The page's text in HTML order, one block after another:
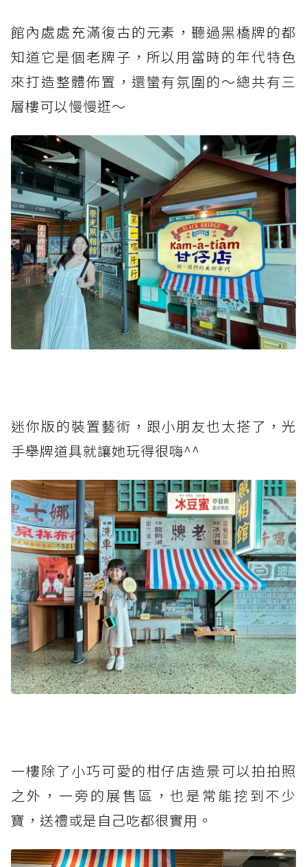
館內處處充滿復古的元素，聽過黑橋牌的都
知道它是個老牌子，所以用當時的年代特色
來打造整體佈置，還蠻有氛圍的～總共有三
層樓可以慢慢逛～
迷你版的裝置藝術，跟小朋友也太搭了，光
手舉牌道具就讓她玩得很嗨^^
一樓除了小巧可愛的柑仔店造景可以拍拍照
之外，一旁的展售區，也是常能挖到不少
寶，送禮或是自己吃都很實用。